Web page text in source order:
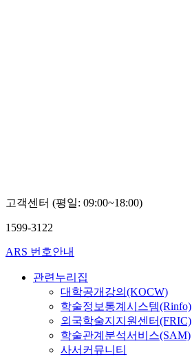
고객센터 (평일: 09:00~18:00)
1599-3122
ARS 번호안내
관련누리집
대학공개강의(KOCW)
학술정보통계시스템(Rinfo)
외국학술지지원센터(FRIC)
학술관계분석서비스(SAM)
사서커뮤니티